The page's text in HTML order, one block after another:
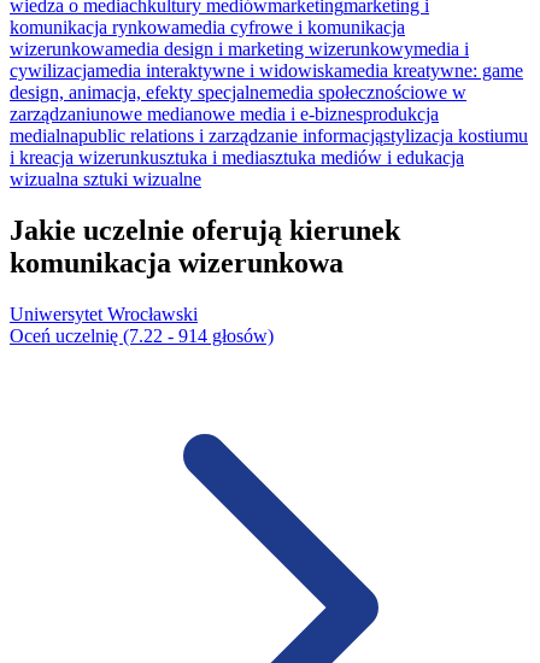
wiedza o mediachkultury mediówmarketingmarketing i
komunikacja rynkowamedia cyfrowe i komunikacja
wizerunkowamedia design i marketing wizerunkowymedia i
cywilizacjamedia interaktywne i widowiskamedia kreatywne: game
design, animacja, efekty specjalnemedia społecznościowe w
zarządzaniunowe medianowe media i e-biznesprodukcja
medialnapublic relations i zarządzanie informacjąstylizacja kostiumu
i kreacja wizerunkusztuka i mediasztuka mediów i edukacja
wizualna sztuki wizualne
Jakie uczelnie oferują kierunek
komunikacja wizerunkowa
Uniwersytet Wrocławski
Oceń uczelnię (7.22 - 914 głosów)